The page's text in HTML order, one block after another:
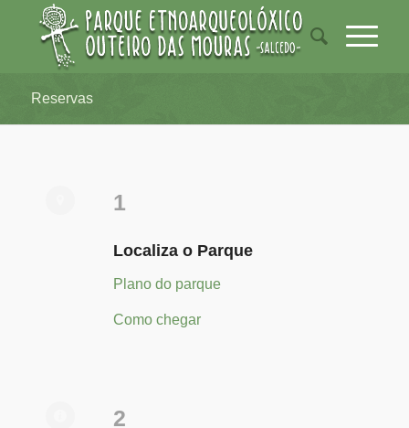
Reservas
1
Localiza o Parque
Plano do parque
Como chegar
2